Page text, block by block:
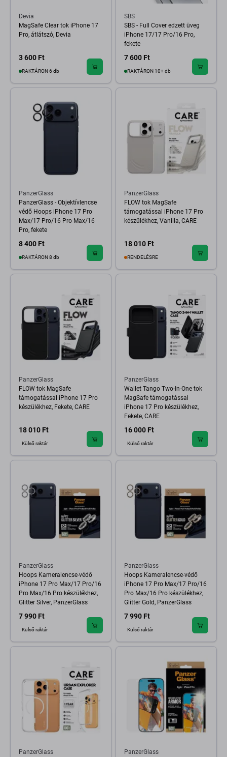
Devia
MagSafe Clear tok iPhone 17
Pro, átlátszó, Devia
3 600 Ft
RAKTÁRON 6 db
SBS
SBS - Full Cover edzett üveg
iPhone 17/17 Pro/16 Pro,
fekete
7 600 Ft
RAKTÁRON 10+ db
PanzerGlass
PanzerGlass - Objektívlencse
védő Hoops iPhone 17 Pro
Max/17 Pro/16 Pro Max/16
Pro, fekete
8 400 Ft
RAKTÁRON 8 db
PanzerGlass
FLOW tok MagSafe
támogatással iPhone 17 Pro
készülékhez, Vanilla, CARE
18 010 Ft
RENDELÉSRE
PanzerGlass
FLOW tok MagSafe
támogatással iPhone 17 Pro
készülékhez, Fekete, CARE
18 010 Ft
Külső raktár
PanzerGlass
Wallet Tango Two-In-One tok
MagSafe támogatással
iPhone 17 Pro készülékhez,
Fekete, CARE
16 000 Ft
Külső raktár
PanzerGlass
Hoops Kameralencse-védő
iPhone 17 Pro Max/17 Pro/16
Pro Max/16 Pro készülékhez,
Glitter Silver, PanzerGlass
7 990 Ft
Külső raktár
PanzerGlass
Hoops Kameralencse-védő
iPhone 17 Pro Max/17 Pro/16
Pro Max/16 Pro készülékhez,
Glitter Gold, PanzerGlass
7 990 Ft
Külső raktár
PanzerGlass PanzerGlass